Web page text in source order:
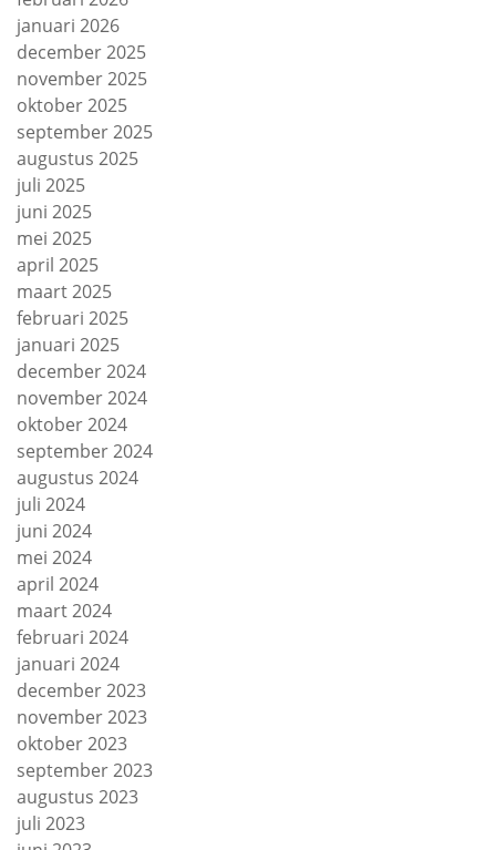
januari 2026
december 2025
november 2025
oktober 2025
september 2025
augustus 2025
juli 2025
juni 2025
mei 2025
april 2025
maart 2025
februari 2025
januari 2025
december 2024
november 2024
oktober 2024
september 2024
augustus 2024
juli 2024
juni 2024
mei 2024
april 2024
maart 2024
februari 2024
januari 2024
december 2023
november 2023
oktober 2023
september 2023
augustus 2023
juli 2023